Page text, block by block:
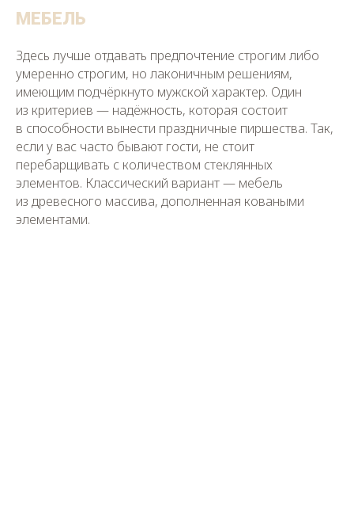
МЕБЕЛЬ
Здесь лучше отдавать предпочтение строгим либо
умеренно строгим, но лаконичным решениям,
имеющим подчёркнуто мужской характер. Один
из критериев — надёжность, которая состоит
в способности вынести праздничные пиршества. Так,
если у вас часто бывают гости, не стоит
перебарщивать с количеством стеклянных
элементов. Классический вариант — мебель
из древесного массива, дополненная коваными
элементами.